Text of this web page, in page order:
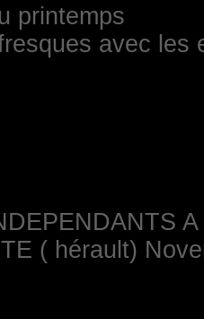
printemps
avec les
( hérault)